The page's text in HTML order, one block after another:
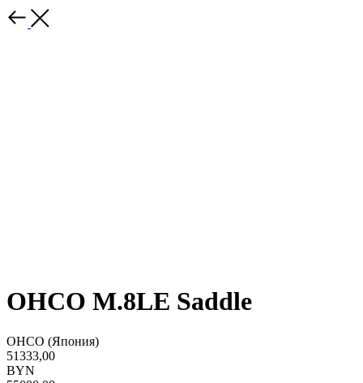
OHCO M.8LE Saddle
OHCO (Япония)
51333,00
BYN